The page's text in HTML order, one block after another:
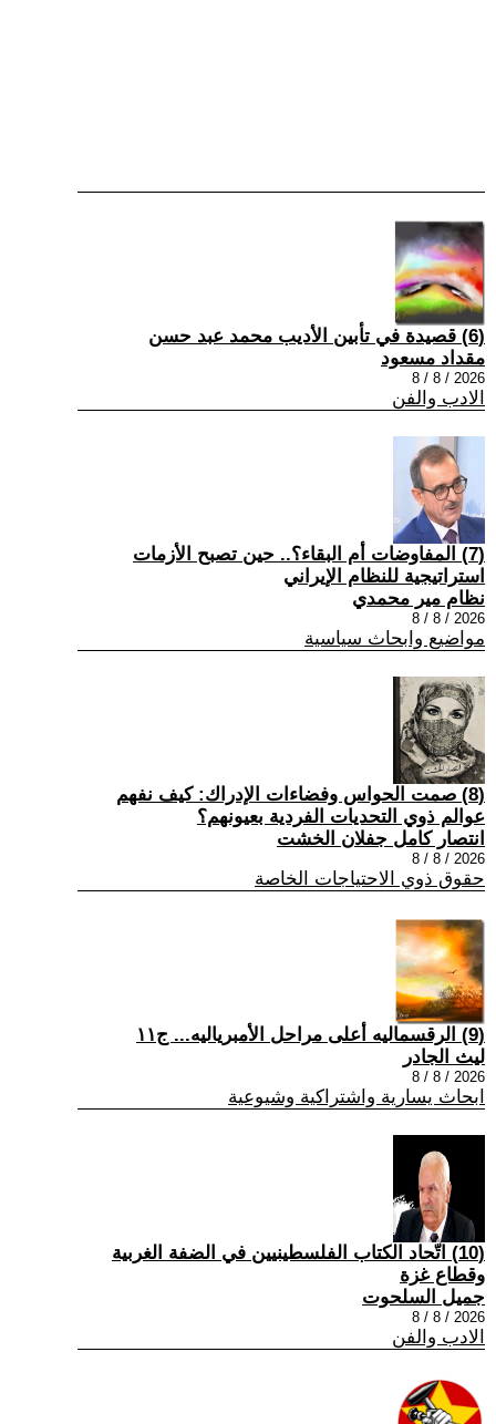
(6) قصيدة في تأبين الأديب محمد عبد حسن
مقداد مسعود
2026 / 8 / 8
الادب والفن
(7) المفاوضات أم البقاء؟.. حين تصبح الأزمات
استراتيجية للنظام الإيراني
نظام مير محمدي
2026 / 8 / 8
مواضيع وابحاث سياسية
(8) صمت الحواس وفضاءات الإدراك: كيف نفهم
عوالم ذوي التحديات الفردية بعيونهم؟
انتصار كامل جفلان الخشت
2026 / 8 / 8
حقوق ذوي الاحتياجات الخاصة
(9) الرقسماليه أعلى مراحل الأمبرياليه... ج١١
ليث الجادر
2026 / 8 / 8
ابحاث يسارية واشتراكية وشيوعية
(10) اتّحاد الكتاب الفلسطينيين في الضفة الغربية
وقطاع غزة
جميل السلحوت
2026 / 8 / 8
الادب والفن